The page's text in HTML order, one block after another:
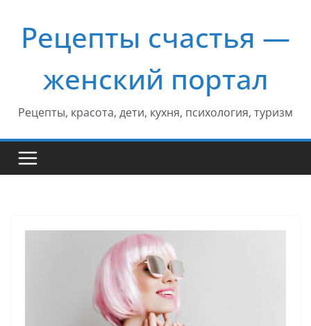
содержимому
Рецепты счастья —
женский портал
Рецепты, красота, дети, кухня, психология, туризм